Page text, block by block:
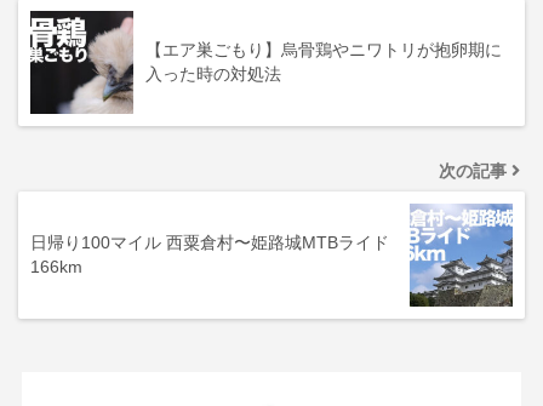
【エア巣ごもり】烏骨鶏やニワトリが抱卵期に
入った時の対処法
次の記事
日帰り100マイル 西粟倉村〜姫路城MTBライド
166km